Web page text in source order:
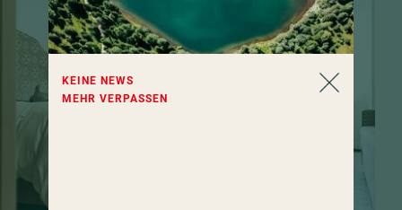
KEINE NEWS
MEHR VERPASSEN